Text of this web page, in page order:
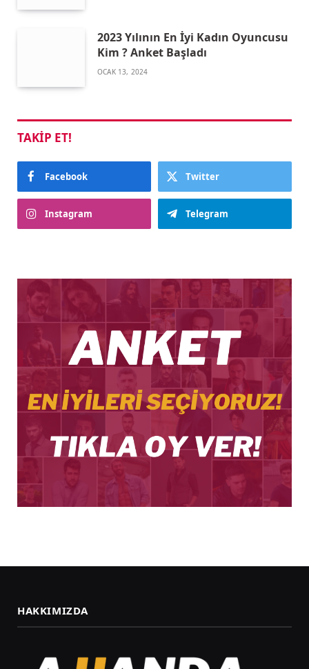
2023 Yılının En İyi Kadın Oyuncusu
Kim ? Anket Başladı
OCAK 13, 2024
TAKIP ET!
Facebook Twitter
Instagram Telegram
HAKKIMIZDA